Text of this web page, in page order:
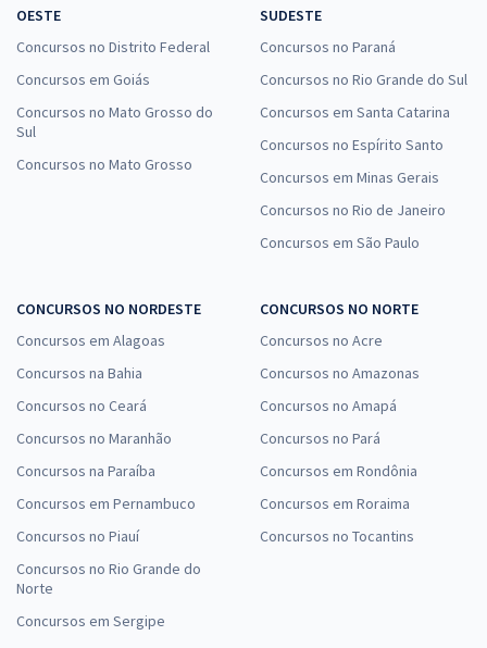
OESTE
Concursos no Distrito Federal
Concursos em Goiás
Concursos no Mato Grosso do
Sul
Concursos no Mato Grosso
SUDESTE
Concursos no Paraná
Concursos no Rio Grande do Sul
Concursos em Santa Catarina
Concursos no Espírito Santo
Concursos em Minas Gerais
Concursos no Rio de Janeiro
Concursos em São Paulo
CONCURSOS NO NORDESTE
Concursos em Alagoas
Concursos na Bahia
Concursos no Ceará
Concursos no Maranhão
Concursos na Paraíba
Concursos em Pernambuco
Concursos no Piauí
Concursos no Rio Grande do
Norte
Concursos em Sergipe
CONCURSOS NO NORTE
Concursos no Acre
Concursos no Amazonas
Concursos no Amapá
Concursos no Pará
Concursos em Rondônia
Concursos em Roraima
Concursos no Tocantins